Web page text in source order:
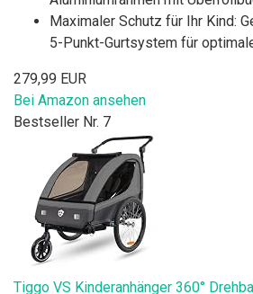
Maximaler Schutz für Ihr Kind:
5-Punkt-Gurtsystem für
279,99 EUR
Bei Amazon ansehen
Bestseller Nr. 7
Tiggo VS Kinderanhänger 360°